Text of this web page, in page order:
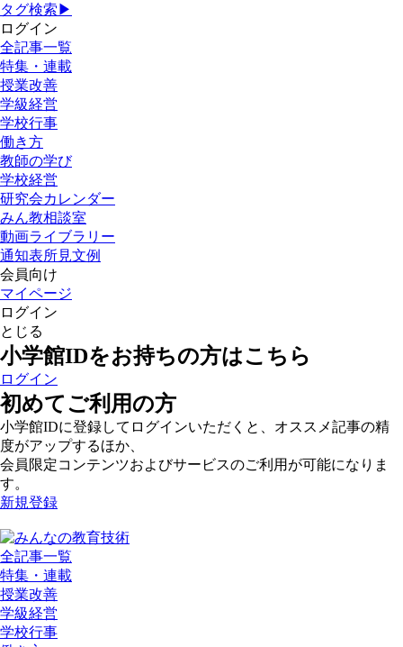
タグ検索▶
ログイン
全記事一覧
特集・連載
授業改善
学級経営
学校行事
働き方
教師の学び
学校経営
研究会カレンダー
みん教相談室
動画ライブラリー
通知表所見文例
会員向け
マイページ
ログイン
とじる
小学館IDをお持ちの方はこちら
ログイン
初めてご利用の方
小学館IDに登録してログインいただくと、オススメ記事の精
度がアップするほか、
会員限定コンテンツおよびサービスのご利用が可能になりま
す。
新規登録
全記事一覧
特集・連載
授業改善
学級経営
学校行事